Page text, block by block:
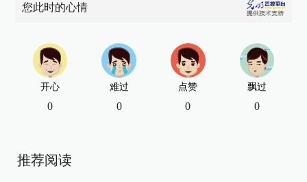
您此时的心情
开心
0
难过
0
点赞
0
飘过
0
推荐阅读